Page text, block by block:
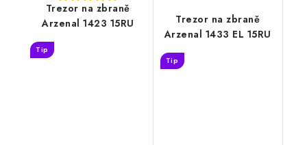
Trezor na zbraně
Arzenal 1423 15RU
Tip
Trezor na zbraně
Arzenal 1433 EL 15RU
Tip